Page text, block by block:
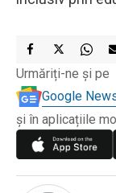
Urmăriți-ne și pe
Google
și în aplicațiile